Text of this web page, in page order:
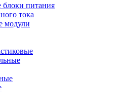
блоки питания
тока
модули